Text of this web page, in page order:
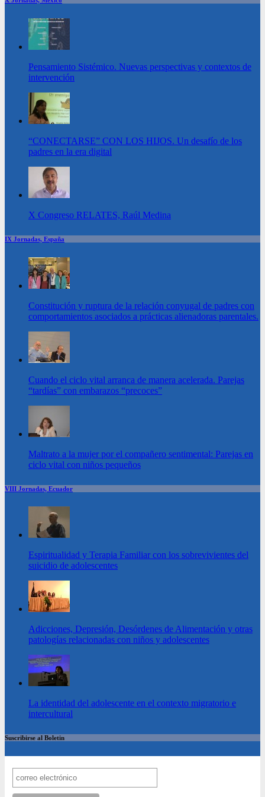
Pensamiento Sistémico. Nuevas perspectivas y contextos de
intervención
“CONECTARSE” CON LOS HIJOS. Un desafío de los
padres en la era digital
X Congreso RELATES, Raúl Medina
IX Jornadas, España
Constitución y ruptura de la relación conyugal de padres con
comportamientos asociados a prácticas alienadoras parentales.
Cuando el ciclo vital arranca de manera acelerada. Parejas
“tardías” con embarazos “precoces”
Maltrato a la mujer por el compañero sentimental: Parejas en
ciclo vital con niños pequeños
VIII Jornadas, Ecuador
Espiritualidad y Terapia Familiar con los sobrevivientes del
suicidio de adolescentes
Adicciones, Depresión, Desórdenes de Alimentación y otras
patologías relacionadas con niños y adolescentes
La identidad del adolescente en el contexto migratorio e
intercultural
Suscribirse al Boletin